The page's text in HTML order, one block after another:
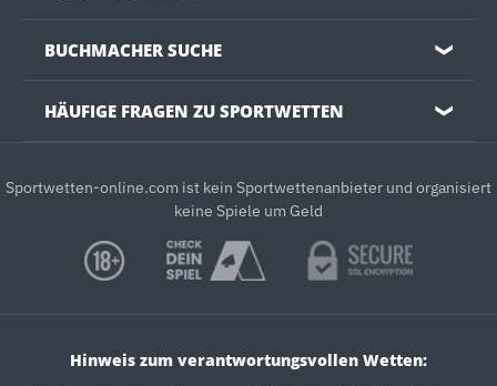
BUCHMACHER SUCHE ❯
HÄUFIGE FRAGEN ZU SPORTWETTEN ❯
Sportwetten-online.com ist kein Sportwettenanbieter und organisiert
keine Spiele um Geld
Hinweis zum verantwortungsvollen Wetten: